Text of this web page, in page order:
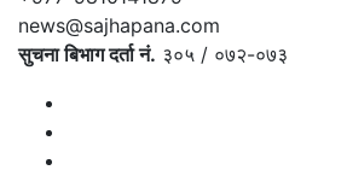
news@sajhapana.com
सुचना बिभाग दर्ता नं. ३०५ / ०७२-०७३